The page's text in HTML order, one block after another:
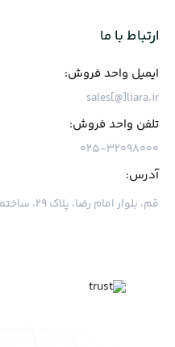
ارتباط با ما
ایمیل واحد فروش:
sales[@]liara.ir
تلفن واحد فروش:
۰۲۵-۳۲۰۹۸۰۰۰
آدرس:
قم، بلوار امام رضا، پلاک ۲۹، ساختمان امام رضا، طبقه ۳، واحد ۷